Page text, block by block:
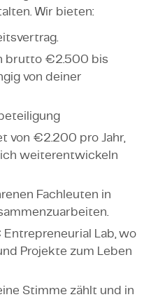
Wir bieten:
brutto €2.500 bis
von deiner
von €2.200 pro Jahr,
weiterentwickeln
Fachleuten in
Lab, wo
Projekte zum Leben
Stimme zählt und in